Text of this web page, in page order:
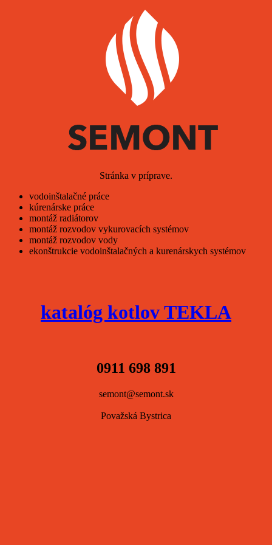
Stránka v príprave.
vodoinštalačné práce
kúrenárske práce
montáž radiátorov
montáž rozvodov vykurovacích systémov
montáž rozvodov vody
ekonštrukcie vodoinštalačných a kurenárskych systémov
katalóg kotlov TEKLA
0911 698 891
semont@semont.sk
Považská Bystrica